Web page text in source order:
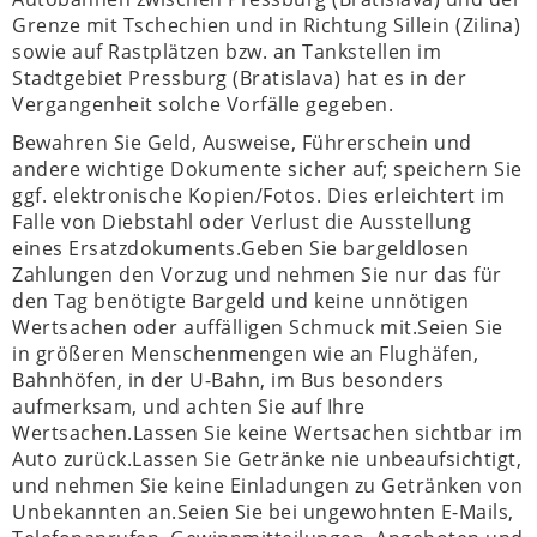
Grenze mit Tschechien und in Richtung Sillein (Zilina)
sowie auf Rastplätzen bzw. an Tankstellen im
Stadtgebiet Pressburg (Bratislava) hat es in der
Vergangenheit solche Vorfälle gegeben.
Bewahren Sie Geld, Ausweise, Führerschein und
andere wichtige Dokumente sicher auf; speichern Sie
ggf. elektronische Kopien/Fotos. Dies erleichtert im
Falle von Diebstahl oder Verlust die Ausstellung
eines Ersatzdokuments.Geben Sie bargeldlosen
Zahlungen den Vorzug und nehmen Sie nur das für
den Tag benötigte Bargeld und keine unnötigen
Wertsachen oder auffälligen Schmuck mit.Seien Sie
in größeren Menschenmengen wie an Flughäfen,
Bahnhöfen, in der U-Bahn, im Bus besonders
aufmerksam, und achten Sie auf Ihre
Wertsachen.Lassen Sie keine Wertsachen sichtbar im
Auto zurück.Lassen Sie Getränke nie unbeaufsichtigt,
und nehmen Sie keine Einladungen zu Getränken von
Unbekannten an.Seien Sie bei ungewohnten E-Mails,